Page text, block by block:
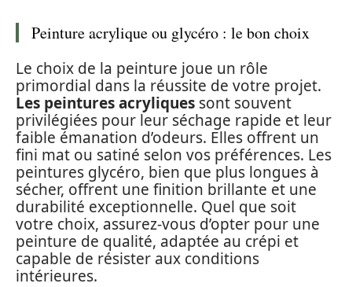
Peinture acrylique ou glycéro : le bon choix
Le choix de la peinture joue un rôle
primordial dans la réussite de votre projet.
Les peintures acryliques sont souvent
privilégiées pour leur séchage rapide et leur
faible émanation d’odeurs. Elles offrent un
fini mat ou satiné selon vos préférences. Les
peintures glycéro, bien que plus longues à
sécher, offrent une finition brillante et une
durabilité exceptionnelle. Quel que soit
votre choix, assurez-vous d’opter pour une
peinture de qualité, adaptée au crépi et
capable de résister aux conditions
intérieures.